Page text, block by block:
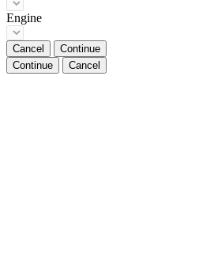
Engine
Cancel
Continue
Continue
Cancel